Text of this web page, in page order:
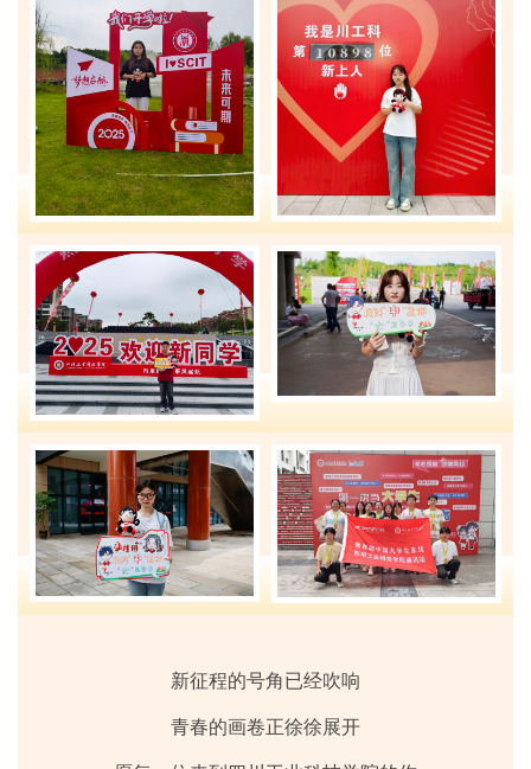
新征程的号角已经吹响
青春的画卷正徐徐展开